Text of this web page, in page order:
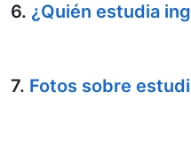
6. ¿Quién estudia
7. Fotos sobre